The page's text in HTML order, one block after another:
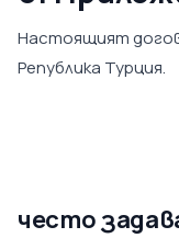
Настоящият
Република Турция.
често